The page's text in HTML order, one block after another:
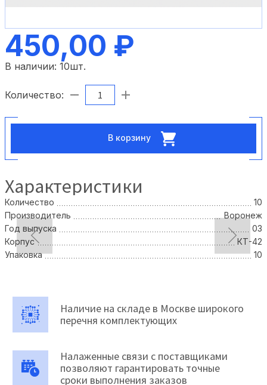
450,00 ₽
В наличии: 10шт.
Количество:
В корзину
Характеристики
Количество
10
Производитель
Воронеж
Год выпуска
03
Корпус
КТ-42
Упаковка
10
Наличие на складе в Москве широкого
перечня комплектующих
Налаженные связи с поставщиками
позволяют гарантировать точные
сроки выполнения заказов